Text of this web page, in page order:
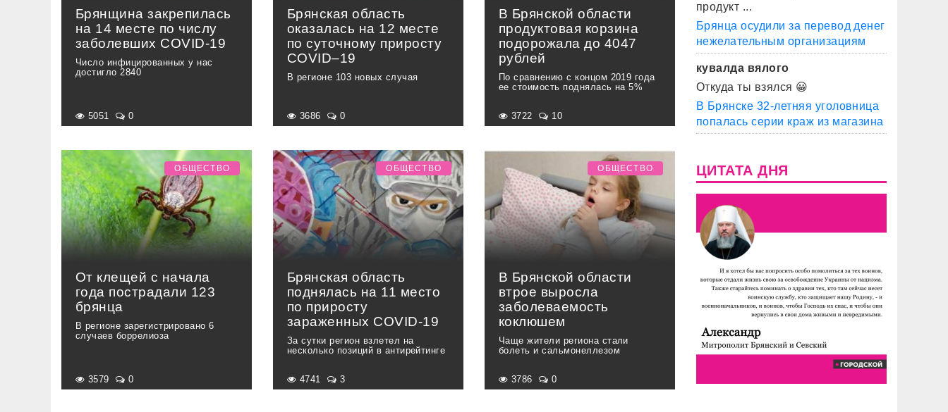
Брянщина закрепилась
на 14 месте по числу
заболевших COVID-19
Число инфицированных у нас
достигло 2840
5051 0
Брянская область
оказалась на 12 месте
по суточному приросту
COVID–19
В регионе 103 новых случая
3686 0
В Брянской области
продуктовая корзина
подорожала до 4047
рублей
По сравнению с концом 2019 года
ее стоимость поднялась на 5%
3722 10
От клещей с начала
года пострадали 123
брянца
В регионе зарегистрировано 6
случаев боррелиоза
ОБЩЕСТВО
3579 0
Брянская область
поднялась на 11 место
по приросту
зараженных COVID-19
За сутки регион взлетел на
несколько позиций в антирейтинге
ОБЩЕСТВО
4741 3
В Брянской области
втрое выросла
заболеваемость
коклюшем
Чаще жители региона стали
болеть и сальмонеллезом
ОБЩЕСТВО
3786 0
продукт ...
Брянца осудили за перевод денег
нежелательным организациям
кувалда вялого
Откуда ты взялся 😀
В Брянске 32-летняя уголовница
попалась серии краж из магазина
ЦИТАТА ДНЯ